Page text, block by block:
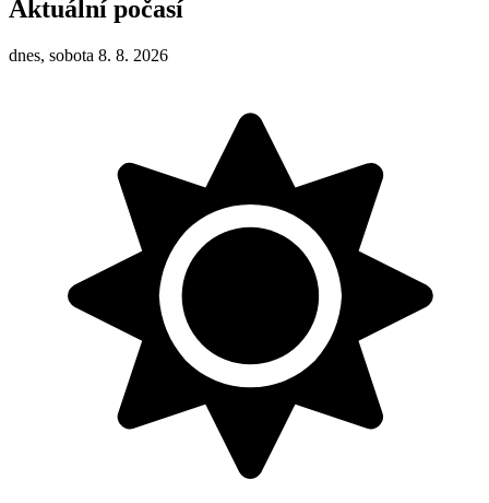
Aktuální počasí
dnes, sobota 8. 8. 2026